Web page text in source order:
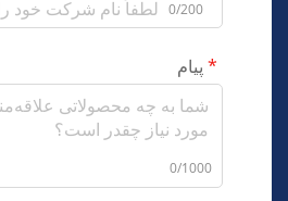
0/200
پیام
0/1000